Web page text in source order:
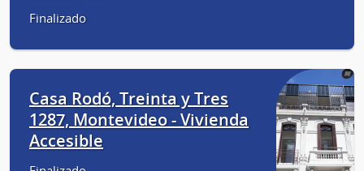
Finalizado
Casa Rodó, Treinta y Tres
1287, Montevideo - Vivienda
Accesible